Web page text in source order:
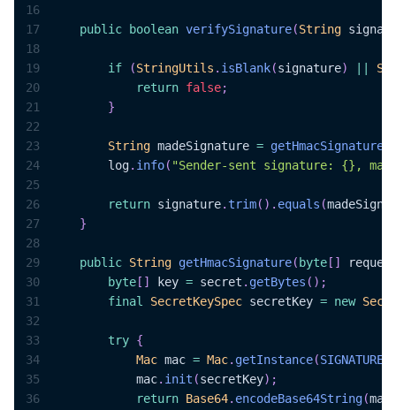
16
17
public boolean verifySignature(String
18
19
if (StringUtils . isBlank(signature)
20
return false;
21
}
22
23
String madeSignature = getHmacSignature
24
        log
. info( "Sender-sent signature: {},
25
26
return signature. trim( ) . equals (
27
}
28
29
public String getHmacSignature( byte [ ]
30
byte [ ] key = secret . getBytes ( ) ;
31
final SecretKeySpec secretKey = new
32
33
try {
34
Mac mac = Mac. getInstance(
35
            mac
. init (secretKey) ;
36
return Base64. encodeBase64String(mac